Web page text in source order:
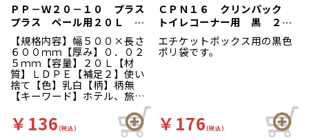
ＰＰ－Ｗ２０－１０ プラス
プラス ペール用２０Ｌ 乳
白 １０枚入
【規格内容】幅５００×長さ
６００ｍｍ【厚み】０．０２
５ｍｍ【容量】２０Ｌ【材
質】ＬＤＰＥ【補足２】使い
捨て【色】乳白【柄】柄無
【キーワード】ホテル、旅
館 エチケットボックス用に
どうぞ。
￥136(税込)
ＣＰＮ１６ クリンパック
トイレコーナー用 黒 ２０
枚袋入
エチケットボックス用の黒色
ポリ袋です。
￥176(税込)